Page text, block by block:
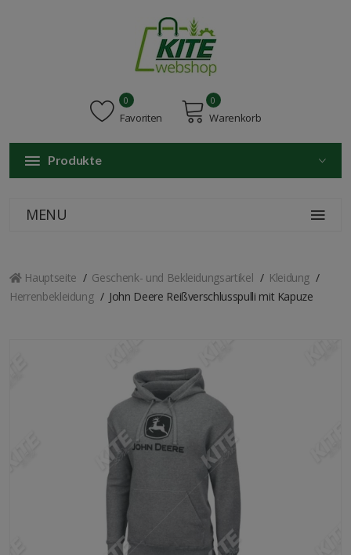
Favoriten
0
Warenkorb
0
Produkte
MENU
Hauptseite Geschenk- und Bekleidungsartikel
Kleidung
Herrenbekleidung
John Deere Reißverschlusspulli mit Kapuze